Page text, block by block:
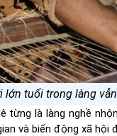
lớn tuổi trong làng
từng là làng nghề
và biến động xã